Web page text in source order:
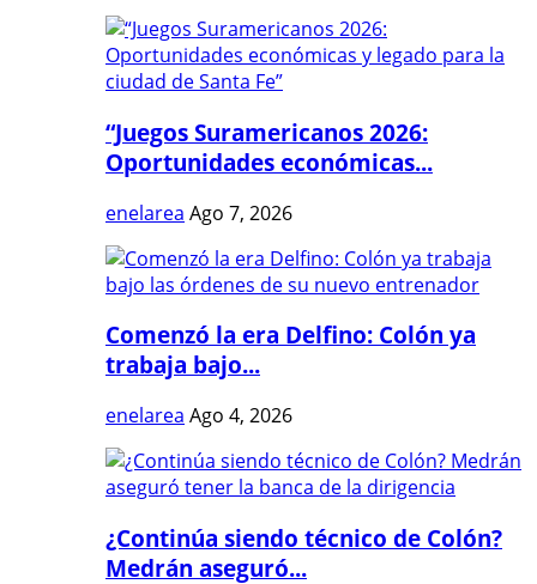
“Juegos Suramericanos 2026:
Oportunidades económicas...
enelarea Ago 7, 2026
Comenzó la era Delfino: Colón ya
trabaja bajo...
enelarea Ago 4, 2026
¿Continúa siendo técnico de Colón?
Medrán aseguró...